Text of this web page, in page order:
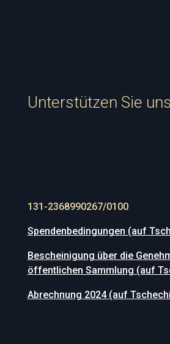
Unterstützen Sie uns
131-2368990267/0100
Spendenbedingungen (auf
Bescheinigung über die
öffentlichen Sammlung (auf
Abrechnung 2024 (auf